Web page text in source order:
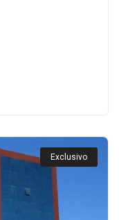
Exclusivo